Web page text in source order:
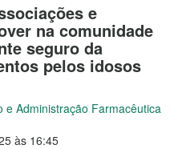
e
na comunidade
seguro da
pelos idosos
e Administração Farmacêutica
às 16:45